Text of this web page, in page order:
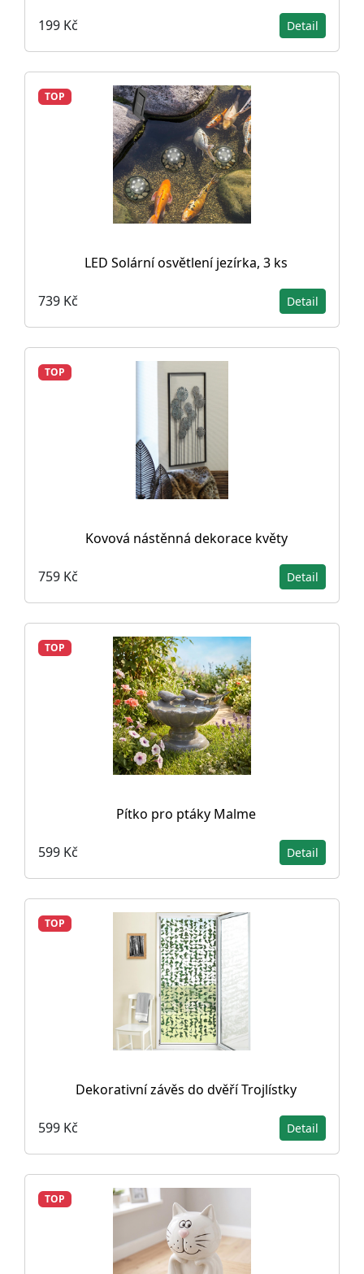
199 Kč Detail
TOP
LED Solární osvětlení jezírka, 3 ks
739 Kč Detail
TOP
Kovová nástěnná dekorace květy
759 Kč Detail
TOP
Pítko pro ptáky Malme
599 Kč Detail
TOP
Dekorativní závěs do dvěří Trojlístky
599 Kč Detail
TOP